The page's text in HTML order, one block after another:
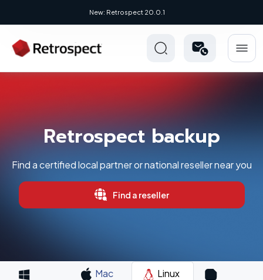
New: Retrospect 20.0.1
Retrospect backup
Find a certified local partner or national reseller near you
Find a reseller
Mac
Linux